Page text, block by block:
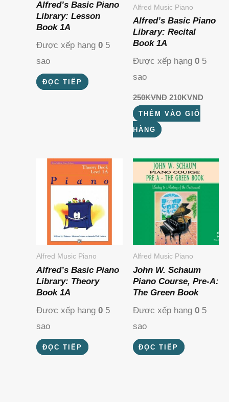
Alfred’s Basic Piano
Library: Lesson
Book 1A
Được xếp hạng 0 5
sao
ĐỌC TIẾP
Alfred Music Piano
Alfred’s Basic Piano
Library: Recital
Book 1A
Được xếp hạng 05
sao
250KVND 210KVND
THÊM VÀO GIỎ
HÀNG
Alfred Music Piano
Alfred’s Basic Piano
Library: Theory
Book 1A
Được xếp hạng 0 5
sao
ĐỌC TIẾP
Alfred Music Piano
John W. Schaum
Piano Course, Pre-A:
The Green Book
Được xếp hạng 05
sao
ĐỌC TIẾP